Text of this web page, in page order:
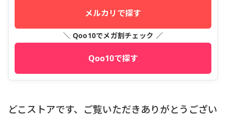
メルカリで探す
＼ Qoo10でメガ割チェック ／
Qoo10で探す
どこストアです、ご覧いただきありがとうござい